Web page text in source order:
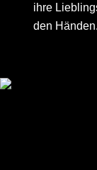
ihre
den Händen.